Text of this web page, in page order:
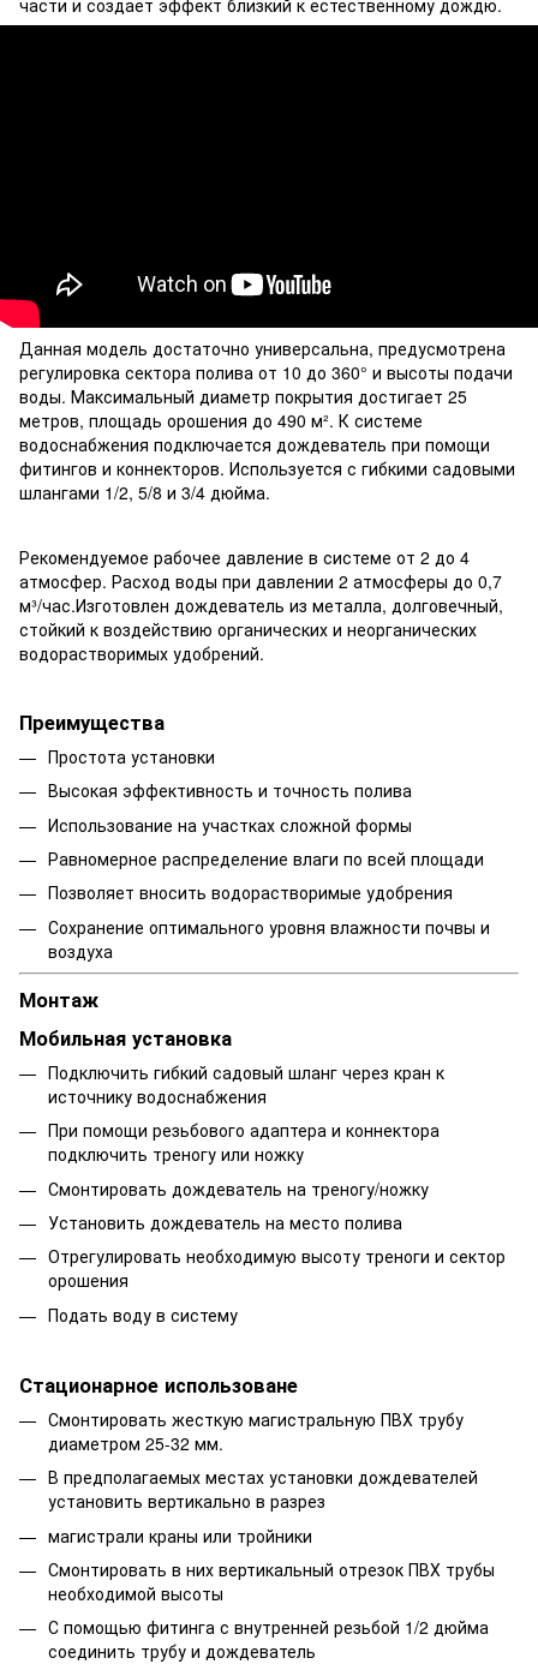
Данная модель достаточно универсальна, предусмотрена
регулировка сектора полива от 10 до 360° и высоты подачи
воды. Максимальный диаметр покрытия достигает 25
метров, площадь орошения до 490 м². К системе
водоснабжения подключается дождеватель при помощи
фитингов и коннекторов. Используется с гибкими садовыми
шлангами 1/2, 5/8 и 3/4 дюйма.
Рекомендуемое рабочее давление в системе от 2 до 4
атмосфер. Расход воды при давлении 2 атмосферы до 0,7
м³/час.Изготовлен дождеватель из металла, долговечный,
стойкий к воздействию органических и неорганических
водорастворимых удобрений.
Преимущества
Простота установки
Высокая эффективность и точность полива
Использование на участках сложной формы
Равномерное распределение влаги по всей площади
Позволяет вносить водорастворимые удобрения
Сохранение оптимального уровня влажности почвы и
воздуха
Монтаж
Мобильная установка
Подключить гибкий садовый шланг через кран к
источнику водоснабжения
При помощи резьбового адаптера и коннектора
подключить треногу или ножку
Смонтировать дождеватель на треногу/ножку
Установить дождеватель на место полива
Отрегулировать необходимую высоту треноги и сектор
орошения
Подать воду в систему
Стационарное использоване
Смонтировать жесткую магистральную ПВХ трубу
диаметром 25-32 мм.
В предполагаемых местах установки дождевателей
установить вертикально в разрез
магистрали краны или тройники
Смонтировать в них вертикальный отрезок ПВХ трубы
необходимой высоты
С помощью фитинга с внутренней резьбой 1/2 дюйма
соединить трубу и дождеватель